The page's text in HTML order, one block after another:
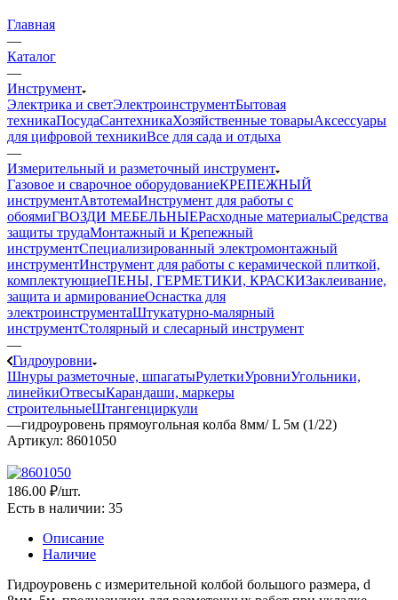
Главная
—
Каталог
—
Инструмент
Электрика и светЭлектроинструментБытовая
техникаПосудаСантехникаХозяйственные товарыАксессуары
для цифровой техникиВсе для сада и отдыха
—
Измерительный и разметочный инструмент
Газовое и сварочное оборудованиеКРЕПЕЖНЫЙ
инструментАвтотемаИнструмент для работы с
обоямиГВОЗДИ МЕБЕЛЬНЫЕРасходные материалыСредства
защиты трудаМонтажный и Крепежный
инструментСпециализированный электромонтажный
инструментИнструмент для работы с керамической плиткой,
комплектующиеПЕНЫ, ГЕРМЕТИКИ, КРАСКИЗаклеивание,
защита и армированиеОснастка для
электроинструментаШтукатурно-малярный
инструментСтолярный и слесарный инструмент
—
Гидроуровни
Шнуры разметочные, шпагатыРулеткиУровниУгольники,
линейкиОтвесыКарандаши, маркеры
строительныеШтангенциркули
—гидроуровень прямоугольная колба 8мм/ L 5м (1/22)
Артикул: 8601050
186.00 ₽/шт.
Есть в наличии: 35
Описание
Наличие
Гидроуровень с измерительной колбой большого размера, d